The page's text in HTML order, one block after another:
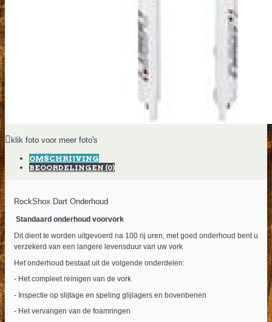
klik foto voor meer foto's
OMSCHRIJVING
BEOORDELINGEN (0)
RockShox Dart Onderhoud
Standaard onderhoud voorvork
Dit dient te worden uitgevoerd na 100 rij uren, met goed onderhoud bent u
verzekerd van een langere levensduur van uw vork
Het onderhoud bestaat uit de volgende onderdelen:
- Het compleet reinigen van de vork
- Inspectie op slijtage en speling glijlagers en bovenbenen
- Het vervangen van de foamringen